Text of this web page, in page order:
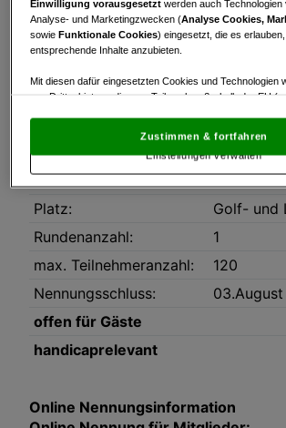
Turnierinfo
Downloads
Burg_Strechau_Trophy_2017.pdf
Datum:
Modus:
Stableford
HCP-Limit:
45
Platz:
Golf- und
Rundenanzahl:
1
max. Teilnehmeranzahl:
120
Nennungsschluss:
03.August
offen für Gäste
handicaprelevant
Online Nennungsinformation
Einwilligung vorausgesetzt werden auch
Analyse- und Marketingzwecken (Analyse Cookies,
sowieFunktionale Cookies) eingesetzt, die es
entsprechende Inhalte anzubieten.
Mit diesen dafür eingesetzten Cookies und Technologien
von Drittanbietern, die zum Teil auch außerhalb der EU
angemessenes Datenschutzniveau bescheinigt.Es
das Risiko, dass Ihre Daten dem Zugriff durch US-
Überwachungszwecken unterliegen und dagegen keine
Rechtsbehelfe zur Verfügung stehen.
von unseren Cookies und auch von Drittanbietern
Widerspruch gegen die Verarbeitung auf der Grundlage
jeder Seite unten im Footer befinden.
Link zur Datenschutzrichtlinie
Impressum
Wir und unsere Partner verarbeiten
Folgendes bereitzustellen:
Einstellungen verwalten
Zustimmen & fortfahren